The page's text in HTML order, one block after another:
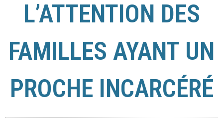
L’ATTENTION DES
FAMILLES AYANT UN
PROCHE INCARCÉRÉ